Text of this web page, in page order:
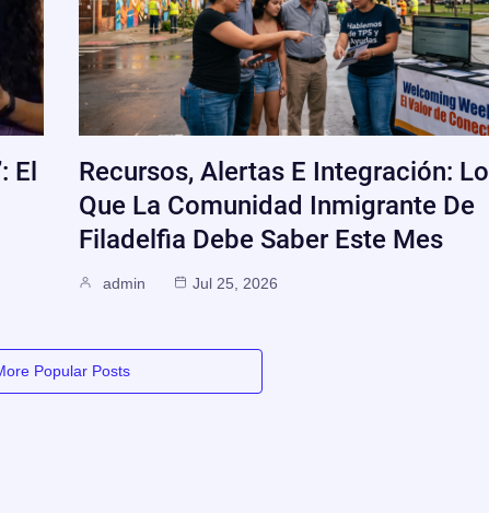
El
Recursos, Alertas E Integración: Lo
Que La Comunidad Inmigrante De
Filadelfia Debe Saber Este Mes
admin Jul 25, 2026
Popular Posts